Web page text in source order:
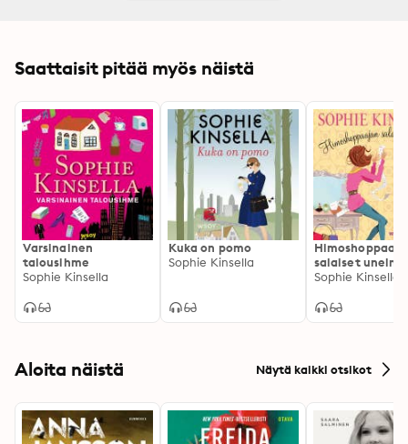
Saattaisit pitää myös näistä
Varsinainen
talousihme
Sophie Kinsella
Kuka on pomo
Sophie Kinsella
salaiset
Himoshoppaaja
Sophie Kinsella
Aloita näistä Näytä kaikki otsikot